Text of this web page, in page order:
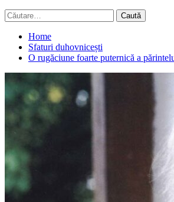
Caută
după:
Home
Sfaturi duhovnicești
O rugăciune foarte puternică a